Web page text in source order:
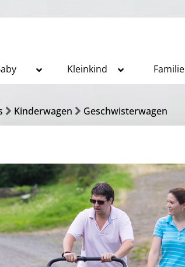
Kleinkind Familie
Kinderwagen Geschwisterwagen